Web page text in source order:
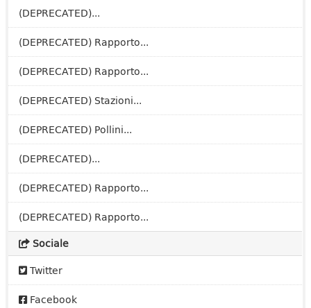
(DEPRECATED)...
(DEPRECATED) Rapporto...
(DEPRECATED) Rapporto...
(DEPRECATED) Stazioni...
(DEPRECATED) Pollini...
(DEPRECATED)...
(DEPRECATED) Rapporto...
(DEPRECATED) Rapporto...
Sociale
Twitter
Facebook